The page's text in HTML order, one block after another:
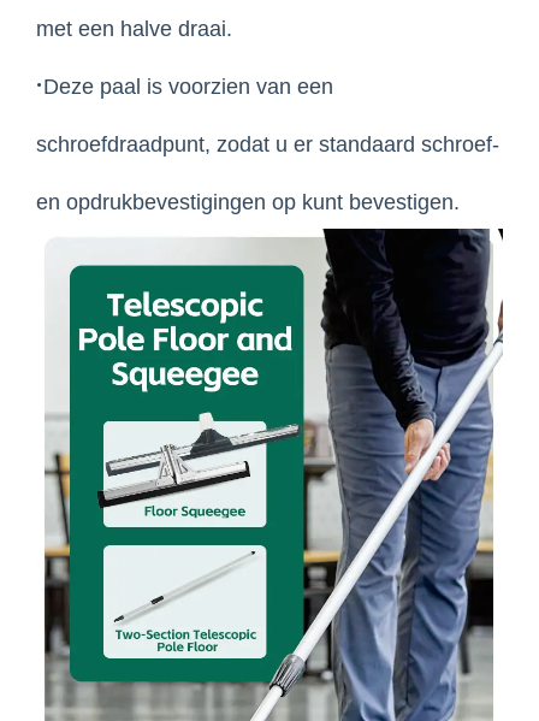
met een halve draai.
·Deze paal is voorzien van een
schroefdraadpunt, zodat u er standaard schroef-
en opdrukbevestigingen op kunt bevestigen.